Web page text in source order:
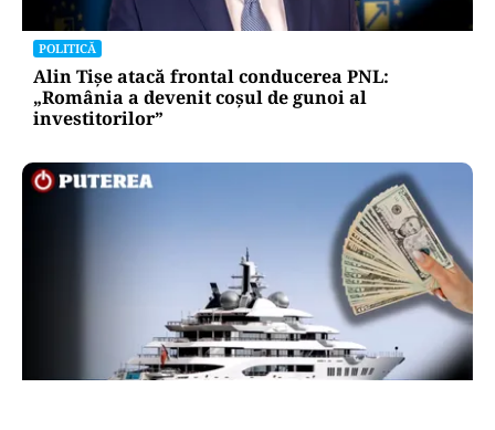
POLITICĂ
Alin Tișe atacă frontal conducerea PNL:
„România a devenit coșul de gunoi al
investitorilor”